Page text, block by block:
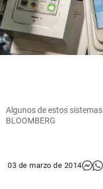
Algunos de estos
BLOOMBERG
03 de marzo de 2014